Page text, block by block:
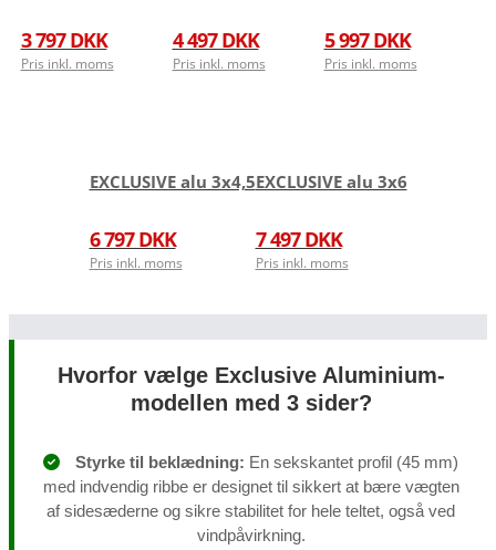
3 797 DKK
Pris inkl. moms
4 497 DKK
Pris inkl. moms
5 997 DKK
Pris inkl. moms
EXCLUSIVE alu 3x4,5
6 797 DKK
Pris inkl. moms
EXCLUSIVE alu 3x6
7 497 DKK
Pris inkl. moms
Hvorfor vælge Exclusive Aluminium-
modellen med 3 sider?
Styrke til beklædning: En sekskantet profil (45 mm)
med indvendig ribbe er designet til sikkert at bære vægten
af sidesæderne og sikre stabilitet for hele teltet, også ved
vindpåvirkning.